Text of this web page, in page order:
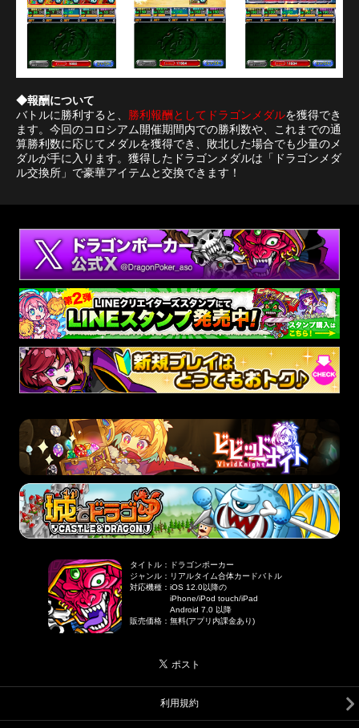
◆報酬について
バトルに勝利すると、 勝利報酬としてドラゴンメダルを獲得でき
ます。今回のコロシアム開催期間内での勝利数や、これまでの通
算勝利数に応じてメダルを獲得でき、敗北した場合でも少量のメ
ダルが手に入ります。獲得したドラゴンメダルは「ドラゴンメダ
ル交換所」で豪華アイテムと交換できます！
タイトル ：
ドラゴンポーカー
ジャンル ： リアルタイム合体カードバトル
対応機種 ：iOS 12.0以降の
iPhone/iPod touch/iPad
Android 7.0 以降
販売価格 ：無料(アプリ内課金あり)
利用規約